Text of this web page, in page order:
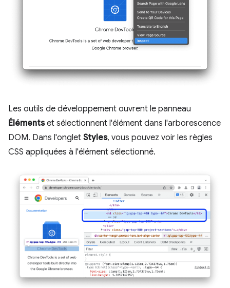
Les outils de développement ouvrent le panneau
Élémentset sélectionnent l'élément dans l'arborescence
DOM. Dans l'onglet Styles, vous pouvez voir les règles
CSS appliquées à l'élément sélectionné.